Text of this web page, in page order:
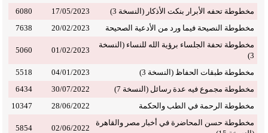
مخطوطة تحفه الأبرار بنكت الأذكار (النسخة 3) 17/05/2023
6080
مخطوطة النصيحة فيما ورد من الأدعية الصحيحة
20/02/2023
7638
مخطوطة تحفة الجلساء برؤية الله للنساء (النسخة
3)
01/02/2023
5060
مخطوطة طبقات الحفاظ (النسخة 3) 04/01/2023
5518
مخطوطة مجموع فيه عدة رسائل (النسخة 7)
30/07/2022
6434
مخطوطة الرحمة في الطب والحكمة
28/06/2022
10347
مخطوطة حسن المحاضرة في أخبار مصر والقاهرة
02/06/2022
5854